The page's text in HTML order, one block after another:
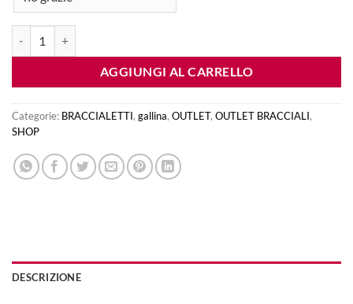
AGGIUNGI AL CARRELLO
Categorie: BRACCIALETTI, gallina, OUTLET, OUTLET BRACCIALI,
SHOP
DESCRIZIONE